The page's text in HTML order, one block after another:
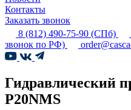
Контакты
Заказать звонок
8 (812) 490-75-90 (СПб)
звонок по РФ)
Гидравлический
P20NMS